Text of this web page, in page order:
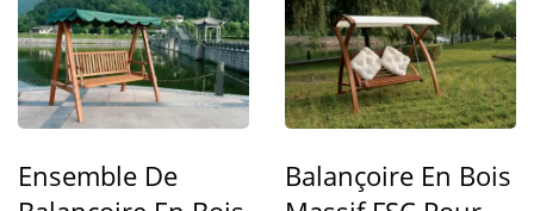
Ensemble De
Balançoire En Bois